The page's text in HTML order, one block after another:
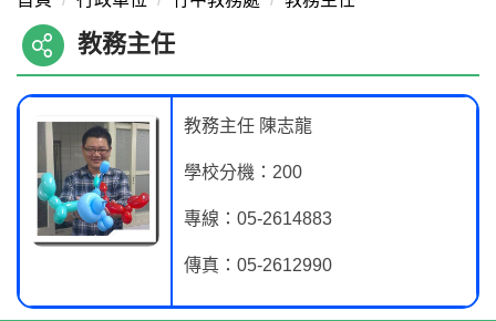
教務主任
教務主任 陳志龍
學校分機：200
專線：05-2614883
傳真：05-2612990